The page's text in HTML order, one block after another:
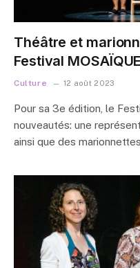
Théâtre et
Festival MOSAÏQUE
Culture 12 août 2023
Pour sa 3e édition, le
nouveautés: une
ainsi que des